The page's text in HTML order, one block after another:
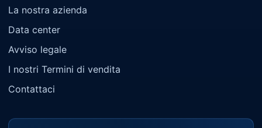
La nostra azienda
Data center
Avviso legale
I nostri Termini di vendita
Contattaci